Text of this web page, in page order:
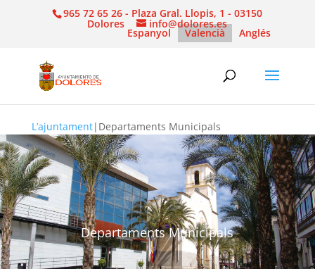
965 72 65 26 - Plaza Gral. Llopis, 1 - 03150
Dolores info@dolores.es
Espanyol Valencià Anglés
L’ajuntament| Departaments Municipals
Departaments Municipals